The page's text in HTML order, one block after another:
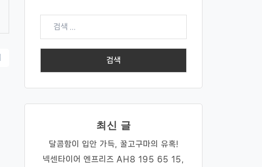
검
최신 글
달콤함이 입안 가득, 꿀고구마의 유혹!
넥센타이어 엔프리즈 AH8 195 65 15,